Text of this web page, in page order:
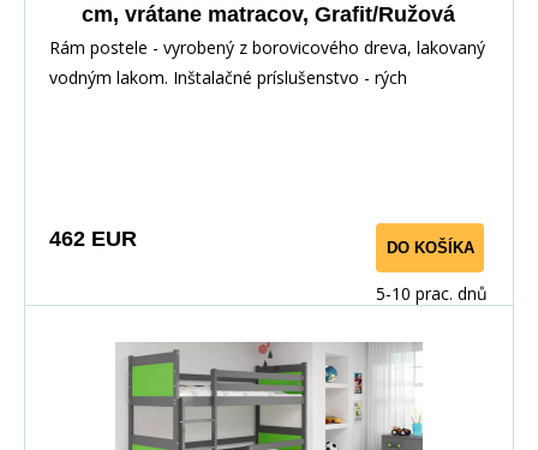
cm, vrátane matracov, Grafit/Ružová
Rám postele - vyrobený z borovicového dreva, lakovaný
vodným lakom. Inštalačné príslušenstvo - rých
462 EUR DO KOŠÍKA
5-10 prac. dnů